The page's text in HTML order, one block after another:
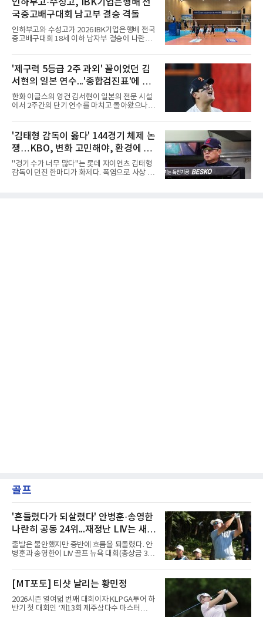
리츠와 마이애미 말린스를 거쳐 메츠에 둥지를
틀며 반등을 노렸으나
25-17, 25-10)로 물리치고 우승을 차지했다.첫
세트를 13-25로 내주며 불안하게 출발한 중앙여
고는 이후 조직력을 되찾아 2세트부터 경기 주
도권을 완전히 장악했다. 강한 서브와 탄탄한 수
비를 앞세워 내리 세 세트를 따내며 짜릿한 역전
권대회 결승에서 모두 선명여고에 패해 준우승
에 머물렀다. 그러나 세 번째
인하부고·수성고, IBK기업은행배 전
국중고배구대회 남고부 결승 격돌
인하부고와 수성고가 2026 IBK기업은행배 전국
중고배구대회 18세 이하 남자부 결승에 나란히
하부고는 5일 충북 제천실내체육관에서 열린 대
회 남자 18세 이하부 준결승에서 남성고를 세트
스코어 3-1(25-17, 17-25, 25-21, 25-17)로 꺾
고 결승행 티켓을 따냈다. 인하부고는 높은 공격
성공률을 앞세워 경기 주도권을 잡으며 승리를
거뒀다.수성고도 준결승에서 속초고를 상대로
안정된 조직력을 바탕으로 3-1(25-23, 25-16,
고는 인하부고와 우승을 다툴 기회를 잡았다.여
자 18세 이하부에서는 중앙여고
'제구력 5등급 2주 과외' 꼴이었던 김
서현의 일본 연수...'종합검진표'에 불
과
한화 이글스의 영건 김서현이 일본의 전문 시설
에서 2주간의 단기 연수를 마치고 돌아왔으나,
출하며 야구 팬들과 전문가들 사이에 씁쓸한 뒷
맛을 남기고 있다.출국 당시만 해도 선수의 고질
적인 제구 문제를 해결할 특효약이 될 것처럼 포
장되었던 이번 연수는, 뚜껑을 열어보니 '제구력
5등급에게 2주짜리 족집게 과외를 붙여 1등급을
기대한 꼴'이었다는 냉정한 평가를 피하기 어렵
게 됐다.야구에서 투수의 제구력은 오랜 시간 투
'김태형 감독이 옳다' 144경기 체제 논
쟁…KBO, 변화 고민해야, 환경에 맞
는 경기 수가 바람직
"경기 수가 너무 많다"는 롯데 자이언츠 김태형
감독이 던진 한마디가 화제다. 폭염으로 사상 초
골프
'흔들렸다가 되살렸다' 안병훈·송영한
나란히 공동 24위...재정난 LIV는 새
투자처 찾는다
출발은 불안했지만 중반에 흐름을 되돌렸다. 안
병훈과 송영한이 LIV 골프 뉴욕 대회(총상금 3천
병훈은 7일(한국시간) 미국 뉴저지주 베드민스
터의 트럼프 내셔널 골프 클럽 베드민스터(파
71)에서 열린 1라운드에서 버디 3개와 보기 4개
를 묶어 1오버파 72타를 쳤다. 6번 홀(파4)에서
시작해 첫 홀부터 보기를 범하며 불안하게 출발
[MT포토] 티샷 날리는 황민정
2026시즌 열여덟 번째 대회이자 KLPGA투어 하
반기 첫 대회인 ‘제13회 제주삼다수 마스터